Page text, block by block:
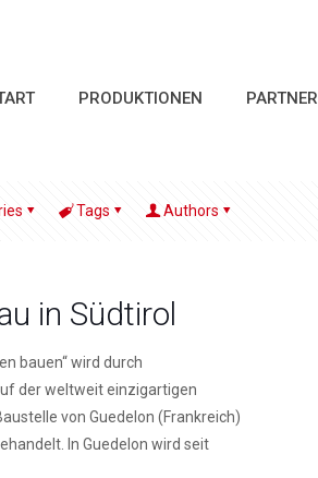
PRODUKTIONEN PARTNER
Tags Authors
in Südtirol
bauen“ wird durch
der weltweit einzigartigen
von Guedelon (Frankreich)
In Guedelon wird seit